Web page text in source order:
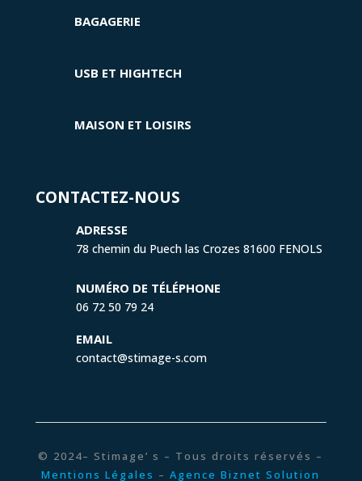
BAGAGERIE
USB ET HIGHTECH
MAISON ET LOISIRS
CONTACTEZ-NOUS
ADRESSE
78 chemin du Puech las Crozes 81600 FENOLS
NUMÉRO DE TÉLÉPHONE
06 72 50 79 24
EMAIL
contact@stimage-s.com
© 2024– Stimage’ s – Tous droits réservés –
Mentions Légales –Agence Biznet Solution